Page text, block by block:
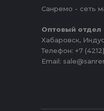
Санремо - сеть
Оптовый отдел
Хабаровск,
Телефон: +7 (4212)
Email: